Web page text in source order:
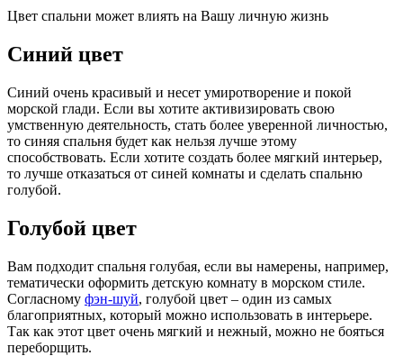
Цвет спальни может влиять на Вашу личную жизнь
Синий цвет
Синий очень красивый и несет умиротворение и покой
морской глади. Если вы хотите активизировать свою
умственную деятельность, стать более уверенной личностью,
то синяя спальня будет как нельзя лучше этому
способствовать. Если хотите создать более мягкий интерьер,
то лучше отказаться от синей комнаты и сделать спальню
голубой.
Голубой цвет
Вам подходит спальня голубая, если вы намерены, например,
тематически оформить детскую комнату в морском стиле.
Согласному фэн-шуй, голубой цвет – один из самых
благоприятных, который можно использовать в интерьере.
Так как этот цвет очень мягкий и нежный, можно не бояться
переборщить.